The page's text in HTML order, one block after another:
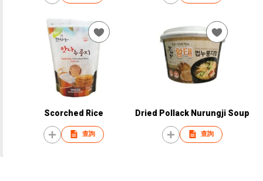
Scorched Rice
查詢
Dried Pollack Nurungji Soup
查詢